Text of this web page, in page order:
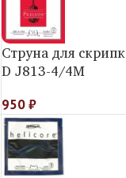
Струна для
D J813-4/4M
950₽